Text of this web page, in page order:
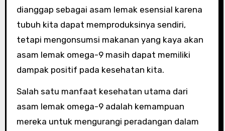
dianggap sebagai asam lemak esensial karena
tubuh kita dapat memproduksinya sendiri,
tetapi mengonsumsi makanan yang kaya akan
asam lemak omega-9 masih dapat memiliki
dampak positif pada kesehatan kita.
Salah satu manfaat kesehatan utama dari
asam lemak omega-9 adalah kemampuan
mereka untuk mengurangi peradangan dalam